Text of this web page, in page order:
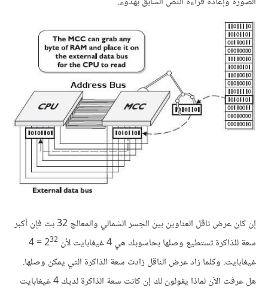
إن كان عرض ناقل العناوين بين الجسر الشمالي والمعالج 32 بت فإن أكبر
سعة للذاكرة تستطيع وصلها بحاسوبك هي 4 غيغابايت لأن 2
32
= 4
غيغابايت. وكلما زاد عرض الناقل زادت سعة الذاكرة التي يمكن وصلها.
هل عرفت الآن لماذا يقولون لك إن كانت سعة الذاكرة لديك 4 غيغابايت